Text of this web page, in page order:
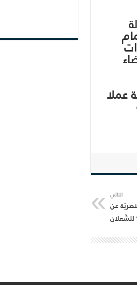
عملا
التالي
عن